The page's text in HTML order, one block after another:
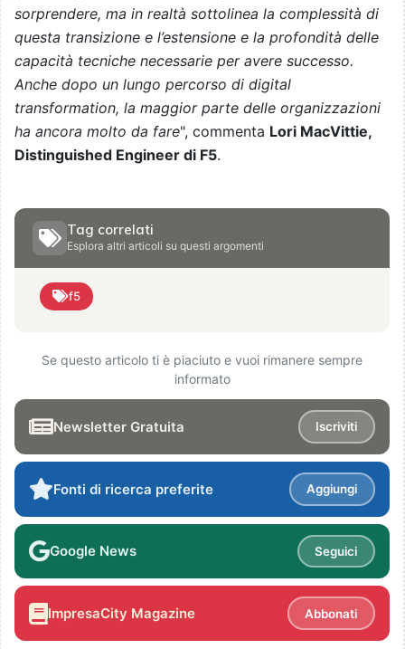
sorprendere, ma in realtà sottolinea la complessità di
questa transizione e l’estensione e la profondità delle
capacità tecniche necessarie per avere successo.
Anche dopo un lungo percorso di digital
transformation, la maggior parte delle organizzazioni
ha ancora molto da fare", commenta Lori MacVittie,
Distinguished Engineer di F5.
Tag correlati
Esplora altri articoli su questi argomenti
f5
Se questo articolo ti è piaciuto e vuoi rimanere sempre
informato
Newsletter Gratuita Iscriviti
Fonti di ricerca preferite Aggiungi
Google News Seguici
ImpresaCity Magazine Abbonati